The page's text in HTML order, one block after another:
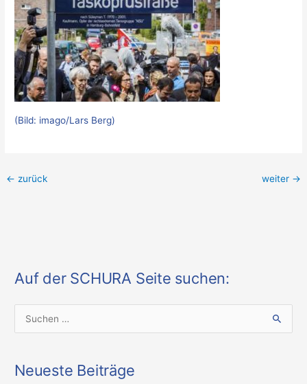
(Bild: imago/Lars Berg)
← zurück weiter →
Auf der SCHURA Seite suchen:
hNeueste Beiträge